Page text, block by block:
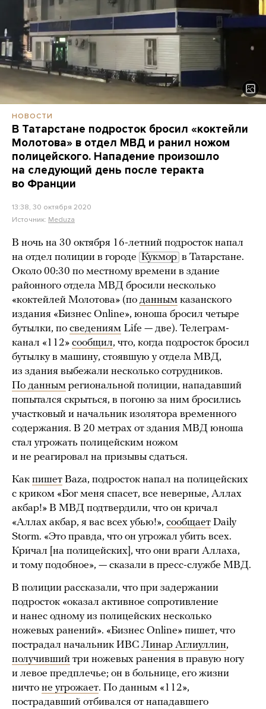
НОВОСТИ
В Татарстане подросток бросил «коктейли
Молотова» в отдел МВД и ранил ножом
полицейского. Нападение произошло
на следующий день после теракта
во Франции
13:38, 30 октября 2020
Источник: Meduza
В ночь на 30 октября 16-летний подросток напал
на отдел полиции в городе Кукмор в Татарстане.
Около 00:30 по местному времени в здание
районного отдела МВД бросили несколько
«коктейлей Молотова» (по данным казанского
издания «Бизнес Online», юноша бросил четыре
бутылки, по сведениям Life — две). Телеграм-
канал «112» сообщил, что, когда подросток бросил
бутылку в машину, стоявшую у отдела МВД,
из здания выбежали несколько сотрудников.
По данным региональной полиции, нападавший
попытался скрыться, в погоню за ним бросились
участковый и начальник изолятора временного
содержания. В 20 метрах от здания МВД юноша
стал угрожать полицейским ножом
и не реагировал на призывы сдаться.
Как пишет Baza, подросток напал на полицейских
с криком «Бог меня спасет, все неверные, Аллах
акбар!» В МВД подтвердили, что он кричал
«Аллах акбар, я вас всех убью!», сообщает Daily
Storm. «Это правда, что он угрожал убить всех.
Кричал [на полицейских], что они враги Аллаха,
и тому подобное», — сказали в пресс-службе МВД.
В полиции рассказали, что при задержании
подросток «оказал активное сопротивление
и нанес одному из полицейских несколько
ножевых ранений». «Бизнес Online» пишет, что
пострадал начальник ИВС Линар Аглиуллин,
получивший три ножевых ранения в правую ногу
и левое предплечье; он в больнице, его жизни
ничто не угрожает. По данным «112»,
пострадавший отбивался от нападавшего